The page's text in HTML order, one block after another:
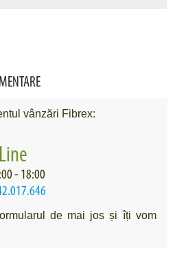
vânzări Fibrex:
- 18:00
de mai jos și îți vom